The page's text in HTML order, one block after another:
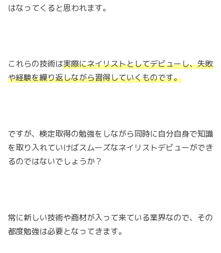
はなってくると思われます。
これらの技術は実際にネイリストとしてデビューし、失敗
や経験を繰り返しながら習得していくものです。
ですが、検定取得の勉強をしながら同時に自分自身で知識
を取り入れていけばスムーズなネイリストデビューができ
るのではないでしょうか？
常に新しい技術や商材が入って来ている業界なので、その
都度勉強は必要となってきます。